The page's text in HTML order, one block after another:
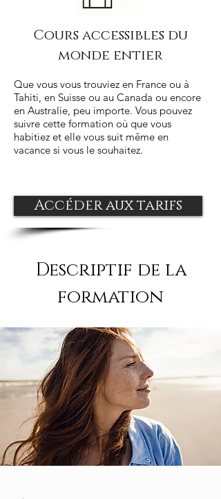
Cours accessibles du
monde entier
Que vous vous trouviez en France ou à
Tahiti, en Suisse ou au Canada ou encore
en Australie, peu importe. Vous pouvez
suivre cette formation où que vous
habitiez et elle vous suit même en
vacance si vous le souhaitez.
Accéder aux tarifs
Descriptif de la
formation